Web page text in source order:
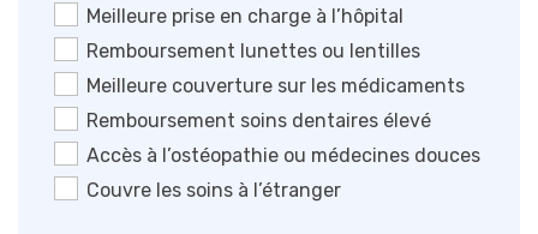
Meilleure prise en charge à l’hôpital
Remboursement lunettes ou lentilles
Meilleure couverture sur les médicaments
Remboursement soins dentaires élevé
Accès à l’ostéopathie ou médecines douces
Couvre les soins à l’étranger